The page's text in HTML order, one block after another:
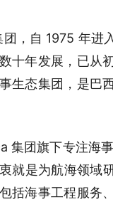
，自 1975 年进
十年发展，已从
生态集团，是巴
集团旗下专注海
就是为航海领域
括海事工程服务